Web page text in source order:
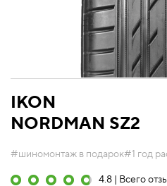
IKON
NORDMAN SZ2
#шиномонтаж в подарок#1 год
4.8 | Всего